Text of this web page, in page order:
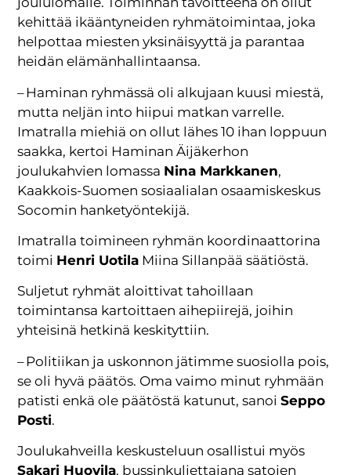
kehittää ikääntyneiden ryhmätoimintaa, joka
helpottaa miesten yksinäisyyttä ja parantaa
heidän elämänhallintaansa.
– Haminan ryhmässä oli alkujaan kuusi miestä,
mutta neljän into hiipui matkan varrelle.
Imatralla miehiä on ollut lähes 10 ihan loppuun
saakka, kertoi Haminan Äijäkerhon
joulukahvien lomassa Nina Markkanen,
Kaakkois-Suomen sosiaalialan osaamiskeskus
Socomin hanketyöntekijä.
Imatralla toimineen ryhmän koordinaattorina
toimi Henri Uotila Miina Sillanpää säätiöstä.
Suljetut ryhmät aloittivat tahoillaan
toimintansa kartoittaen aihepiirejä, joihin
yhteisinä hetkinä keskityttiin.
– Politiikan ja uskonnon jätimme suosiolla pois,
se oli hyvä päätös. Oma vaimo minut ryhmään
patisti enkä ole päätöstä katunut, sanoiSeppo
Posti.
Joulukahveilla keskusteluun osallistui myös
Sakari Huovila, bussinkuljettajana satojen